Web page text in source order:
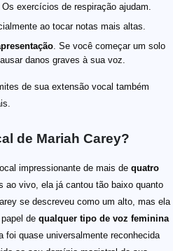
. Os exercícios de respiração ajudam.
ao tocar notas mais altas.
. Se você começar um solo
danos graves à sua voz.
de sua extensão vocal também
de Mariah Carey?
impressionante de mais de quatro
ao vivo, ela já cantou tão baixo quanto
se descreveu como um alto, mas ela
de qualquer tipo de voz feminina
foi quase universalmente reconhecida